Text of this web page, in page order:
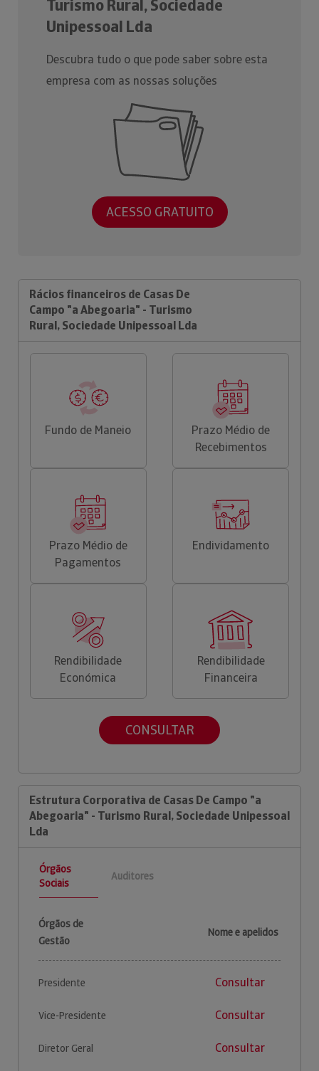
Turismo Rural, Sociedade
Unipessoal Lda
Descubra tudo o que pode saber sobre esta
empresa com as nossas soluções
ACESSO GRATUITO
Rácios financeiros de Casas De
Campo "a Abegoaria" - Turismo
Rural, Sociedade Unipessoal Lda
Fundo de Maneio
Prazo Médio de
Recebimentos
Prazo Médio de
Pagamentos
Endividamento
Rendibilidade
Económica
Rendibilidade
Financeira
CONSULTAR
Estrutura Corporativa de Casas De Campo "a
Abegoaria" - Turismo Rural, Sociedade Unipessoal
Lda
Órgãos
Sociais
Auditores
Órgãos de
Gestão
Nome e apelidos
Presidente Consultar
Vice-Presidente Consultar
Diretor Geral Consultar